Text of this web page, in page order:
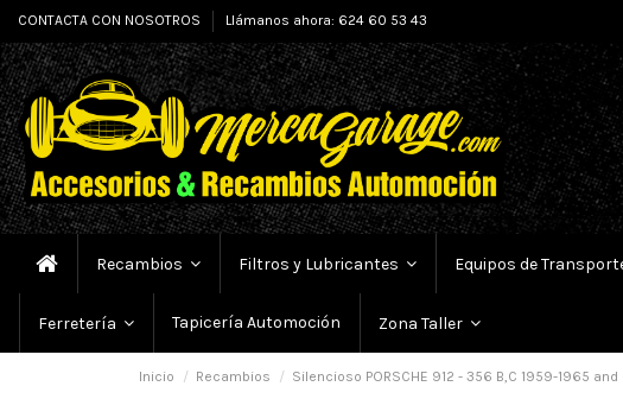
CONTACTA CON NOSOTROS Llámanos ahora: 624 60 53 43
Recambios Filtros y Lubricantes Equipos de
Ferretería Tapicería Automoción Zona Taller
Inicio Recambios Silencioso PORSCHE 912 - 356 B,C 1959-1965